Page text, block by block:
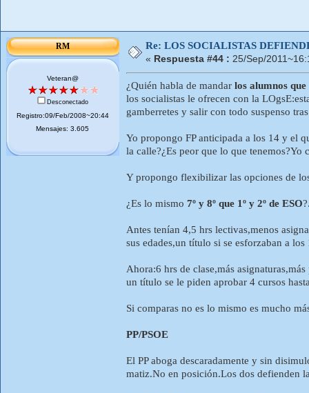
RM
Veteran@
Desconectado
Registro:09/Feb/2008~20:44
Mensajes: 3.605
Re: LOS SOCIALISTAS
« Respuesta #44 : 25/Sep/
¿Quién habla de mandar los alumnos
los socialistas le ofrecen con la
gamberretes y salir con todo suspenso
Yo propongo FP anticipada a los 14 y el
la calle?¿Es peor que lo que tenemos?Yo
Y propongo flexibilizar las opciones de
¿Es lo mismo 7º y 8º que 1º y 2º de ESO
Antes tenían 4,5 hrs lectivas,menos
sus edades,un título si se esforzaban a los
Ahora:6 hrs de clase,más
un título se le piden aprobar 4 cursos
Si comparas no es lo mismo es mucho
PP/PSOE
El PP aboga descaradamente y sin
matiz.No en posición.Los dos defienden